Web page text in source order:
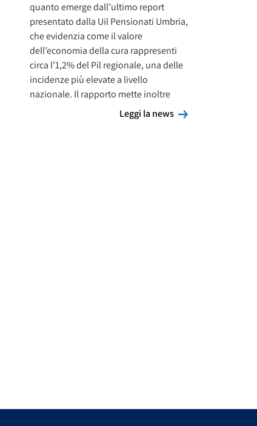
quanto emerge dall’ultimo report
presentato dalla Uil Pensionati Umbria,
che evidenzia come il valore
dell’economia della cura rappresenti
circa l’1,2% del Pil regionale, una delle
incidenze più elevate a livello
nazionale. Il rapporto mette inoltre
Leggi la news
Leggi la news